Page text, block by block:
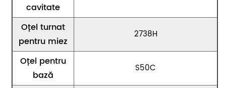
cavitate
Oțel turnat
pentru miez
2738H
Oțel pentru
bază
S50C